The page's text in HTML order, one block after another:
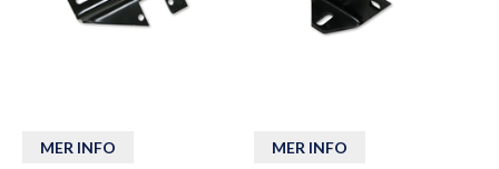
MER INFO MER INFO